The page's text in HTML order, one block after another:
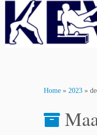
content
Home » 2023 »